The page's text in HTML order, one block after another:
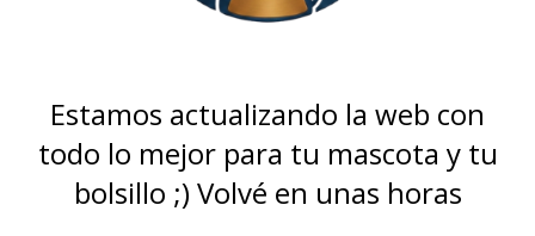
Estamos actualizando la web con
todo lo mejor para tu mascota y tu
bolsillo ;) Volvé en unas horas